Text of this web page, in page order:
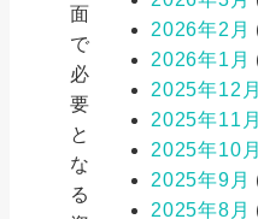
面
で
必
要
と
な
る
2026年2月
2026年1月
2025年12月
2025年11月
2025年10月
2025年9月
2025年8月